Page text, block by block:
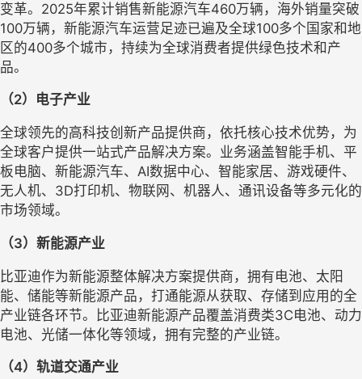
变革。 2025年累计销售新能源汽车460万辆，海外销量突破
100万辆， 新能源汽车运营足迹已遍及全球100多个国家和地
区的400多个城市，持续为全球消费者提供绿色技术和产
品。
（2） 电子产业
全球领先的高科技创新产品提供商 ， 依托核心技术优势，为
全球客户提供一站式产品解决方案。业务涵盖智能手机、平
板电脑、新能源汽车、 AI数据中心、智能家居、游戏硬件、
无人机、3D打印机、物联网、机器人、通讯设备等多元化的
市场领域。
（3）新能源产业
比亚迪作为新能源整体解决方案提供商，拥有电池、太阳
能、储能等新能源产品，打通能源从获取、存储到应用的全
产业链各环节。比亚迪新能源产品覆盖消费类3C电池、动力
电池、光储一体化等领域，拥有完整的产业链。
（4） 轨道交通产业